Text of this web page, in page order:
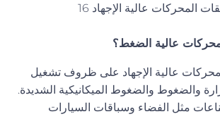
المحركات عالية الإجهاد 16
عالية الضغط؟
عالية الإجهاد على ظروف تشغيل
والضغوط والضغوط الميكانيكية الشديدة.
مثل الفضاء وسباقات السيارات